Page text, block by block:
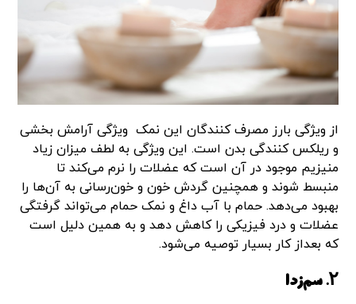
از ویژگی بارز مصرف کنندگان این نمک ویژگی آرامش بخشی
و ریلکس کنندگی بدن است. این ویژگی به لطف میزان زیاد
منیزیم موجود در آن است که عضلات را نرم می‌کند تا
منبسط شوند و همچنین گردش خون و خون‌رسانی به آن‌ها را
بهبود می‌دهد. حمام با آب داغ و نمک حمام می‌تواند گرفتگی
عضلات و درد فیزیکی را کاهش دهد و به همین دلیل است
که بعداز کار بسیار توصیه می‌شود.
۲. سم‌زدا